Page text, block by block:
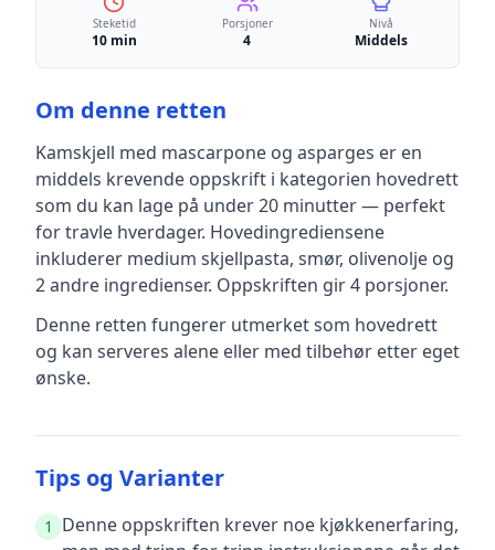
Steketid
10 min
Porsjoner
4
Nivå
Middels
Om denne retten
Kamskjell med mascarpone og asparges er en
middels krevende oppskrift i kategorien hovedrett
som du kan lage på under 20 minutter — perfekt
for travle hverdager. Hovedingrediensene
inkluderer medium skjellpasta, smør, olivenolje og
2 andre ingredienser. Oppskriften gir4 porsjoner.
Denne retten fungerer utmerket som hovedrett
og kan serveres alene eller med tilbehør etter eget
ønske.
Tips og Varianter
1
Denne oppskriften krever noe kjøkkenerfaring,